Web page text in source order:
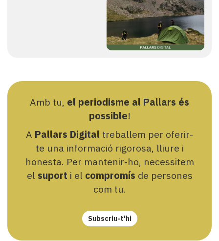
Amb tu, el periodisme al Pallars és
possible!
A Pallars Digital treballem per oferir-
te una informació rigorosa, lliure i
honesta. Per mantenir-ho, necessitem
el suport i el compromís de persones
com tu.
Subscriu-t'hi